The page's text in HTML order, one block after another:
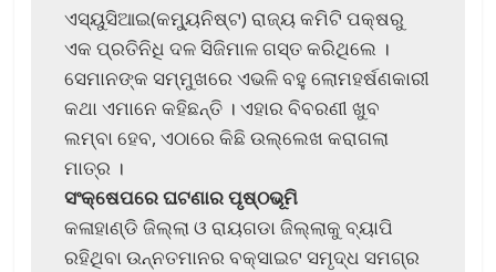
ଏସ୍‌ୟୁସିଆଇ(କମ୍ୟୁନିଷ୍ଟ) ରାଜ୍ୟ କମିଟି ପକ୍ଷରୁ
ଏକ ପ୍ରତିନିଧି ଦଳ ସିଜିମାଳ ଗସ୍ତ କରିଥିଲେ ।
ସେମାନଙ୍କ ସମ୍ମୁଖରେ ଏଭଳି ବହୁ ଲୋମହର୍ଷଣକାରୀ
କଥା ଏମାନେ କହିଛନ୍ତି । ଏହାର ବିବରଣୀ ଖୁବ
ଲମ୍ବା ହେବ, ଏଠାରେ କିଛି ଉଲ୍ଲେଖ କରାଗଲା
ମାତ୍ର ।
ସଂକ୍ଷେପରେ ଘଟଣାର ପୃଷ୍ଠଭୂମି
କଳାହାଣ୍ଡି ଜିଲ୍ଲା ଓ ରାୟଗଡା ଜିଲ୍ଲାକୁ ବ୍ୟାପି
ରହିଥିବା ଉନ୍ନତମାନର ବକ୍ସାଇଟ ସମୃଦ୍ଧ ସମଗ୍ର